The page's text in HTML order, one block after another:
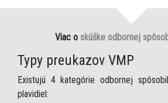
Viac o skúške odbornej
Typy preukazov VMP
Existujú 4 kategórie odbornej
plavidiel: